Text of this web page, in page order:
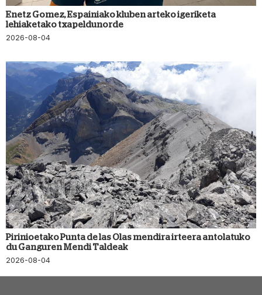
Enetz Gomez, Espainiako kluben arteko igeriketa
lehiaketako txapeldunorde
2026-08-04
Pirinioetako Punta de las Olas mendira irteera antolatuko
du Ganguren Mendi Taldeak
2026-08-04